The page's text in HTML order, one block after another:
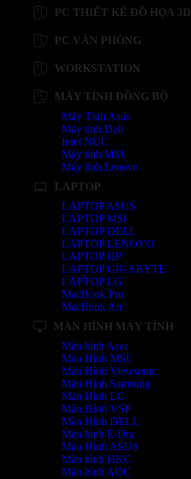
PC THIẾT KẾ ĐỒ HỌA 3D
PC VĂN PHÒNG
WORKSTATION
MÁY TÍNH ĐỒNG BỘ
Máy Tính Asus
Máy tính Dell
Intel NUC
Máy tính MSI
Máy tính Lenovo
LAPTOP
LAPTOP ASUS
LAPTOP MSI
LAPTOP DELL
LAPTOP LENOVO
LAPTOP HP
LAPTOP GIGABYTE
LAPTOP LG
MacBook Pro
MacBook Air
MÀN HÌNH MÁY TÍNH
Màn hình Acer
Màn Hình MSI
Màn Hình Viewsonic
Màn Hình Samsung
Màn Hình LG
Màn Hình VSP
Màn Hình DELL
Màn hình E-Dra
Màn Hình ASUS
Màn hình HKC
Màn hình AOC